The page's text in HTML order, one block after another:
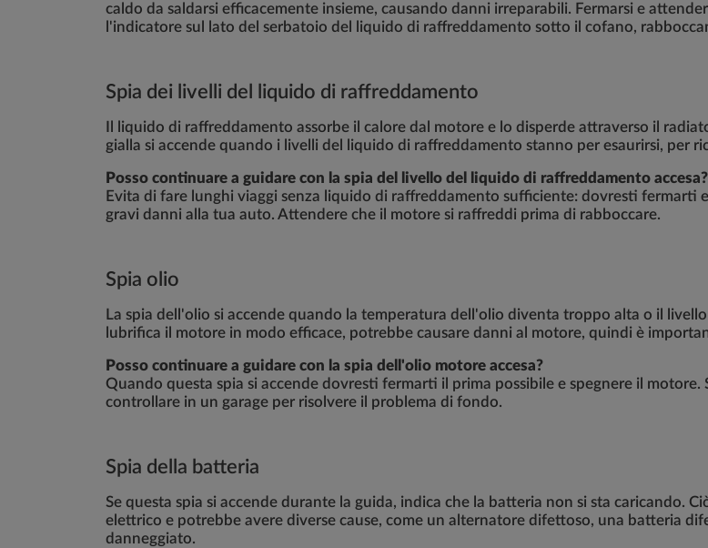
caldo da saldarsi efficacemente insieme, causando danni irreparabili. Fermarsi e
l'indicatore sul lato del serbatoio del liquido di raffreddamento sotto il cofano,
Spia dei livelli del liquido di raffreddamento
Il liquido di raffreddamento assorbe il calore dal motore e lo disperde attraverso il
gialla si accende quando i livelli del liquido di raffreddamento stanno per esaurirsi, per
Posso continuare a guidare con la spia del livello del liquido di raffreddamento accesa?
Evita di fare lunghi viaggi senza liquido di raffreddamento sufficiente: dovresti fermarti
gravi danni alla tua auto. Attendere che il motore si raffreddi prima di rabboccare.
Spia olio
La spia dell'olio si accende quando la temperatura dell'olio diventa troppo alta o il
lubrifica il motore in modo efficace, potrebbe causare danni al motore, quindi è
Posso continuare a guidare con la spia dell'olio motore accesa?
Quando questa spia si accende dovresti fermarti il prima possibile e spegnere il
controllare in un garage per risolvere il problema di fondo.
Spia della batteria
Se questa spia si accende durante la guida, indica che la batteria non si sta caricando.
elettrico e potrebbe avere diverse cause, come un alternatore difettoso, una batteria
danneggiato.